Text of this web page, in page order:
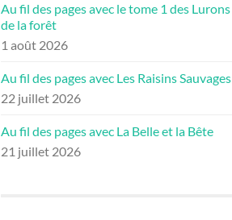
Au fil des pages avec le tome 1 des Lurons
de la forêt
1 août 2026
Au fil des pages avec Les Raisins Sauvages
22 juillet 2026
Au fil des pages avec La Belle et la Bête
21 juillet 2026